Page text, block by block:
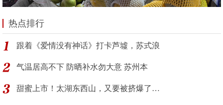
热点排行
跟着《爱情没有神话》打卡芦墟，苏式浪
气温居高不下 防晒补水勿大意 苏州本
甜蜜上市！太湖东西山，又要被挤爆了…